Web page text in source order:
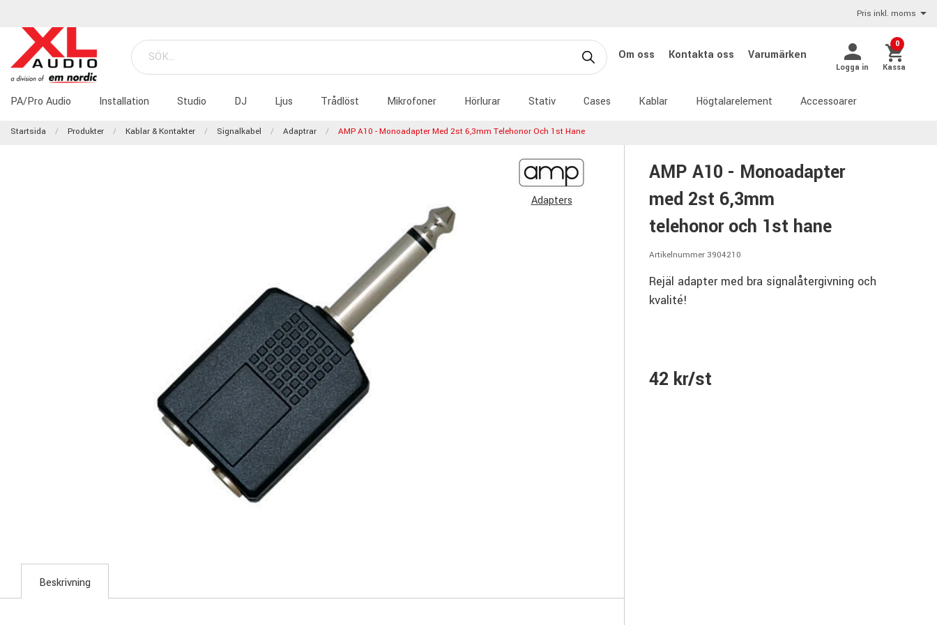
Pris inkl. moms
Om oss Kontakta oss Varumärken
Logga in
0
Kassa
PA/Pro Audio Installation Studio DJ Ljus Trådlöst Mikrofoner Hörlurar Stativ Cases Kablar Högtalarelement Accessoarer
Startsida Produkter Kablar & Kontakter Signalkabel Adaptrar AMP A10 - Monoadapter Med 2st 6,3mm Telehonor Och 1st Hane
Adapters
AMP A10 - Monoadapter
med 2st 6,3mm
telehonor och 1st hane
Artikelnummer 3904210
Rejäl adapter med bra signalåtergivning och
kvalité!
42 kr/st
Beskrivning